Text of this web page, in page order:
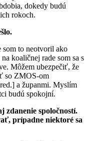
dokedy budú
rokoch.
som to neotvoril ako
koaličnej rade som sa s
Môžem ubezpečiť, že
so ZMOS-om
a županmi. Myslím
budú spokojní.
zdanenie spoločností.
prípadne niektoré sa